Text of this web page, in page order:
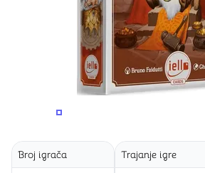
PROMENITE UGAO GLEDANJA
Broj igrača Trajanje igre